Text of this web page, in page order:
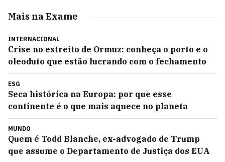
Mais na Exame
INTERNACIONAL
Crise no estreito de Ormuz: conheça o porto e o
oleoduto que estão lucrando com o fechamento
ESG
Seca histórica na Europa: por que esse
continente é o que mais aquece no planeta
MUNDO
Quem é Todd Blanche, ex-advogado de Trump
que assume o Departamento de Justiça dos EUA